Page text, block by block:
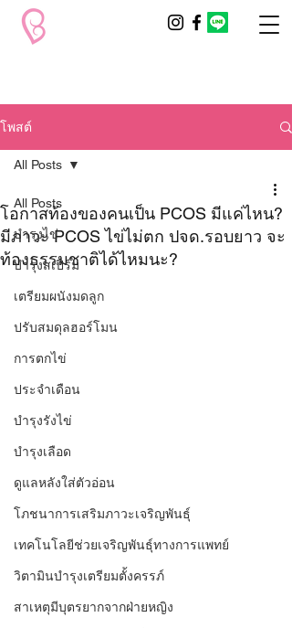
โพสต์
All Posts
บำรุงไข่
บำรุงสเปิร์ม
เตรียมผนังมดลูก
ปรับสมดุลฮอร์โมน
การตกไข่
ประจำเดือน
บำรุงรังไข่
บำรุงเลือด
ดูแลหลังใส่ตัวอ่อน
โภชนาการเสริมภาวะเจริญพันธุ์
เทคโนโลยีช่วยเจริญพันธุ์ทางการแพทย์
วิตามินบำรุงเตรียมตั้งครรภ์
สาเหตุมีบุตรยากจากฝ่ายหญิง
All Posts
โอกาสท้องของคนเป็น PCOS มีแค่ไหน?
มีภาวะ PCOS ไข่ไม่ตก ปจด.รอบยาว จะ
ท้องธรรมชาติได้ไหมนะ?